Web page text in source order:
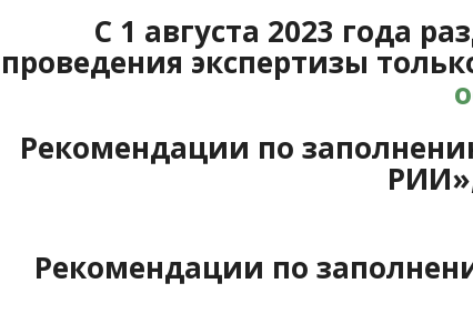
С 1 августа 2023 года
проведения экспертизы
Рекомендации по
Рекомендации по